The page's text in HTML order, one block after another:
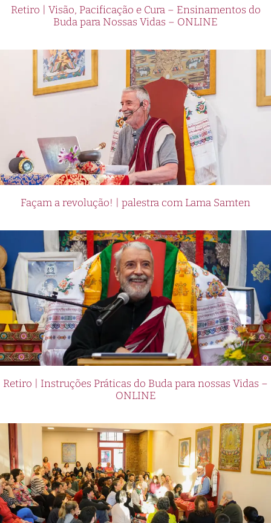
Retiro | Visão, Pacificação e Cura – Ensinamentos do
Buda para Nossas Vidas – ONLINE
Façam a revolução! | palestra com Lama Samten
Retiro | Instruções Práticas do Buda para nossas Vidas –
ONLINE